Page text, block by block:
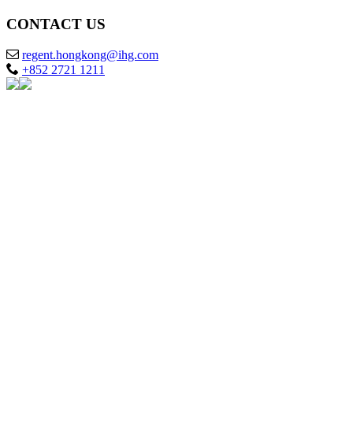
CONTACT US
regent.hongkong@ihg.com
+852 2721 1211